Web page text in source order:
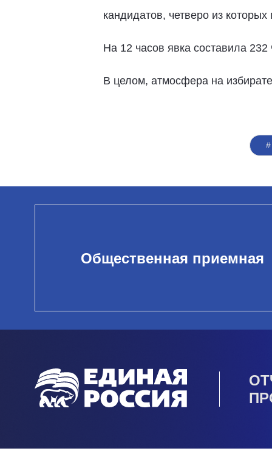
кандидатов, четверо из
На 12 часов явка составила 232
В целом, атмосфера на
Общественная приемная